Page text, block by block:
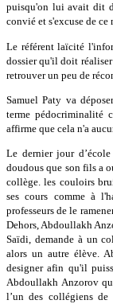
puisqu'on lui avait dit
convié et s'excuse de ce
Le référent laïcité
dossier qu'il doit
retrouver un peu de
Samuel Paty va
terme pédocriminalité
affirme que cela n'a
Le dernier jour
doudous que son fils a
collège. les couloirs
ses cours comme à
professeurs de le
Dehors, Abdoullakh
Saïdi, demande à un
alors un autre élève.
designer afin qu'il
Abdoullakh Anzorov
l’un des collégiens